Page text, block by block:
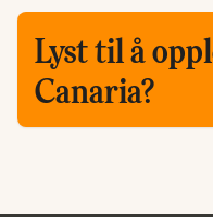
Lyst til å
Canaria?